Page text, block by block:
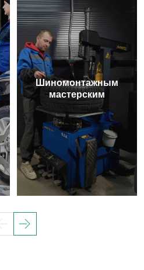
Шиномонтажным
мастерским